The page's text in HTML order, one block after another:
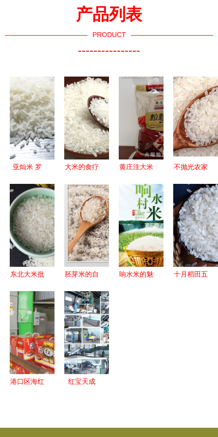
产品列表
PRODUCT
----------------
亚灿米 罗
的南方明
珠，一盒品
味天然稻香
大米的食疗
黄庄洼大米
田园馈赠
不抛光农家
丝苗米，南
方长粒香的
天然之选
东北大米批
米的长粒香
与珍珠米优
势分析
胚芽米的自
一粒米看健
康饮食新美
学
响水米的魅
十月稻田五
港口区海红
红宝天成